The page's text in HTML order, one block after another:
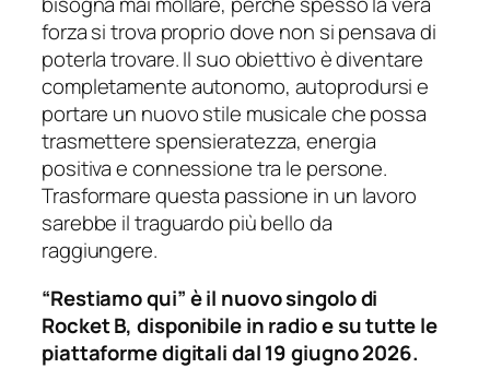
forza si trova proprio dove non si pensava di
poterla trovare. Il suo obiettivo è diventare
completamente autonomo, autoprodursi e
portare un nuovo stile musicale che possa
trasmettere spensieratezza, energia
positiva e connessione tra le persone.
Trasformare questa passione in un lavoro
sarebbe il traguardo più bello da
raggiungere.
“Restiamo qui” è il nuovo singolo di
Rocket B, disponibile in radio e su tutte le
piattaforme digitali dal 19 giugno 2026.